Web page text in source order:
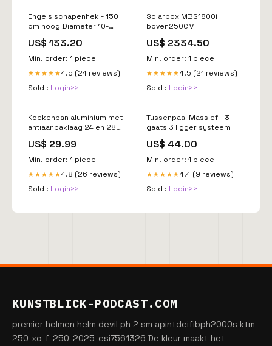
Engels schapenhek - 150
cm hoog Diameter 10-
US$ 133.20
Min. order: 1 piece
★★★★★4.5 (24 reviews)
Sold : Login>>
Solarbox MBS1800i
boven250CM
US$ 2334.50
Min. order: 1 piece
★★★★★4.5 (21 reviews)
Sold : Login>>
Koekenpan aluminium met
antiaanbaklaag 24 en 28
ALL
US$ 29.99
Min. order: 1 piece
★★★★★4.8 (26 reviews)
Sold : Login>>
Tussenpaal Massief - 3-
gaats 3 ligger systeem
US$ 44.00
Min. order: 1 piece
★★★★★4.4 (9 reviews)
Sold : Login>>
KUNSTBLICK-PODCAST.COM
premier helmen helm devil ph 2 sm apintdeifibph2000s ktm-
250-xc-f-250-2025-esi7561326 De kleur maakt het